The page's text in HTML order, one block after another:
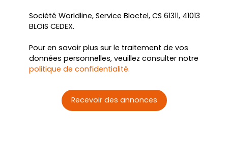
Société Worldline, Service Bloctel, CS 61311, 41013
BLOIS CEDEX.
Pour en savoir plus sur le traitement de vos
données personnelles, veuillez consulter notre
politique de confidentialité.
Recevoir des annonces